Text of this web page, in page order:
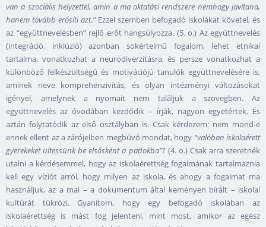
van a szociális helyzettel, amin a ma oktatási rendszere nemhogy javítana,
hanem tovább erősíti azt.” Ezzel szemben befogadó iskolákat követel, és
az “együttnevelésben” rejlő erőt hangsúlyozza. (5. o.) Az együttnevelés
(integráció, inklúzió) azonban sokértelmű fogalom, lehet etnikai
tartalma, vonatkozhat a neurodiverzitásra, és persze vonatkozhat a
különböző felkészültségű és motivációjú tanulók együttnevelésére is,
aminek neve komprehenzivitás, és olyan intézményi változásokat
igényel, amelynek a nyomait nem találjuk a szövegben. Az
együttnevelés az óvodában kezdődik – írják, nagyon egyetértek. És
aztán folytatódik az első osztályban is. Csak kérdezem: nem mond-e
ennek ellent az a zárójelben megbúvó mondat, hogy “valóban iskolaérett
gyerekeket ültessünk be elsősként a padokba”? (4. o.) Csak arra szeretnék
utalni a kérdésemmel, hogy az iskolaérettség fogalmának tartalmaznia
kell egy víziót arról, hogy milyen az iskola, és ahogy a fogalmat ma
használjuk, az a mai – a dokumentum által keményen bírált – iskolai
kultúrát tükrözi. Gyanítom, hogy egy befogadó iskolában az
iskolaérettség is mást fog jelenteni, mint most, amikor az egész